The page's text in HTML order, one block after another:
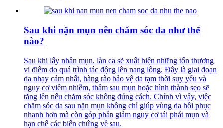
Sau khi nặn mụn nên chăm sóc da như thế
nào?
Sau khi lấy nhân mụn, làn da sẽ xuất hiện những tổn thương
vi điểm do quá trình tác động lên nang lông. Đây là giai đoạn
da nhạy cảm nhất, hàng rào bảo vệ da tạm thời suy yếu và
nguy cơ viêm nhiễm, thâm sau mụn hoặc hình thành sẹo sẽ
tăng lên nếu chăm sóc không đúng cách. Chính vì vậy, việc
chăm sóc da sau nặn mụn không chỉ giúp vùng da hồi phục
nhanh hơn mà còn góp phần giảm nguy cơ tái phát mụn và
hạn chế các biến chứng về sau.